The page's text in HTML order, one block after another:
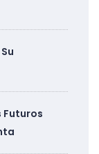
Futuros